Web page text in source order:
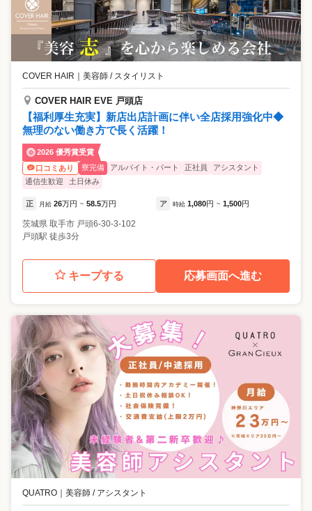
COVER HAIR ｜ 美容師 / スタイリスト
COVER HAIR EVE 戸頭店
【福利厚生充実】新店出店計画に伴い全店採用強化中◆
無理のない働き方で長く活躍！
2026 優秀賞受賞
口コミあり
寮完備 アルバイト・パート 正社員
アシスタント
通信生歓迎
土日休み
正 月給 26万円 ~ 58.5万円 ア 時給 1,080円 ~ 1,500円
茨城県 取手市 戸頭6-30-3-102
戸頭駅 徒歩3分
キープする 応募画面へ進む
QUATRO 美容師 / アシスタント